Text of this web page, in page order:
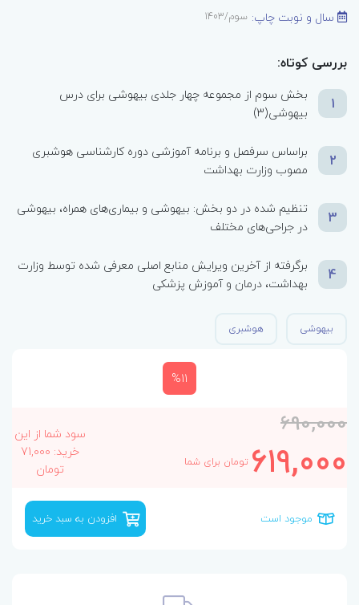
سال و نوبت چاپ: سوم/1403
بررسی کوتاه:
1
بخش سوم از مجموعه چهار جلدی بیهوشی برای درس
بیهوشی(3)
2
براساس سرفصل و برنامه آموزشی دوره کارشناسی هوشبری
مصوب وزارت بهداشت
3
تنظیم شده در دو بخش: بیهوشی و بیماری‌های همراه، بیهوشی
در جراحی‌های مختلف
4
برگرفته از آخرین ویرایش منابع اصلی معرفی شده توسط وزارت
بهداشت، درمان و آموزش پزشکی
بیهوشی هوشبری
%11
690,000
619,000 تومان برای شما
سود شما از این
خرید: 71,000
تومان
موجود است افزودن به سبد خرید